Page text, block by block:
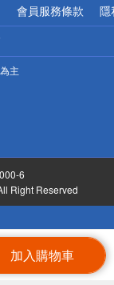
加入購物車
會員服務條款 隱
主
6
Right Reserved